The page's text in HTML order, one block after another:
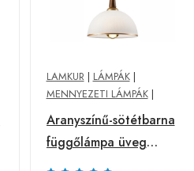
LAMKUR| LÁMPÁK|
MENNYEZETI LÁMPÁK|
Aranyszínű-sötétbarna
függőlámpa üveg
búrával ø 30 cm Ciara